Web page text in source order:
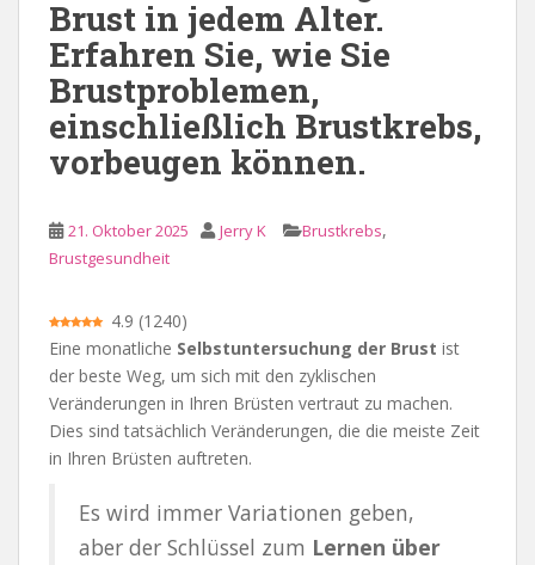
Brust in jedem Alter.
Erfahren Sie, wie Sie
Brustproblemen,
einschließlich Brustkrebs,
vorbeugen können.
21. Oktober 2025 Jerry K Brustkrebs,
Brustgesundheit
4.9 (1240)
Eine monatliche Selbstuntersuchung der Brust ist
der beste Weg, um sich mit den zyklischen
Veränderungen in Ihren Brüsten vertraut zu machen.
Dies sind tatsächlich Veränderungen, die die meiste Zeit
in Ihren Brüsten auftreten.
Es wird immer Variationen geben,
aber der Schlüssel zum Lernen über